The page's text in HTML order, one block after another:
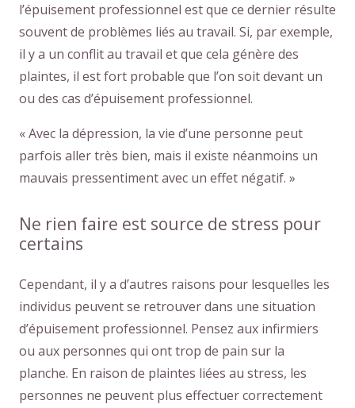
l’épuisement professionnel est que ce dernier résulte
souvent de problèmes liés au travail. Si, par exemple,
il y a un conflit au travail et que cela génère des
plaintes, il est fort probable que l’on soit devant un
ou des cas d’épuisement professionnel.
« Avec la dépression, la vie d’une personne peut
parfois aller très bien, mais il existe néanmoins un
mauvais pressentiment avec un effet négatif. »
Ne rien faire est source de stress pour
certains
Cependant, il y a d’autres raisons pour lesquelles les
individus peuvent se retrouver dans une situation
d’épuisement professionnel. Pensez aux infirmiers
ou aux personnes qui ont trop de pain sur la
planche. En raison de plaintes liées au stress, les
personnes ne peuvent plus effectuer correctement